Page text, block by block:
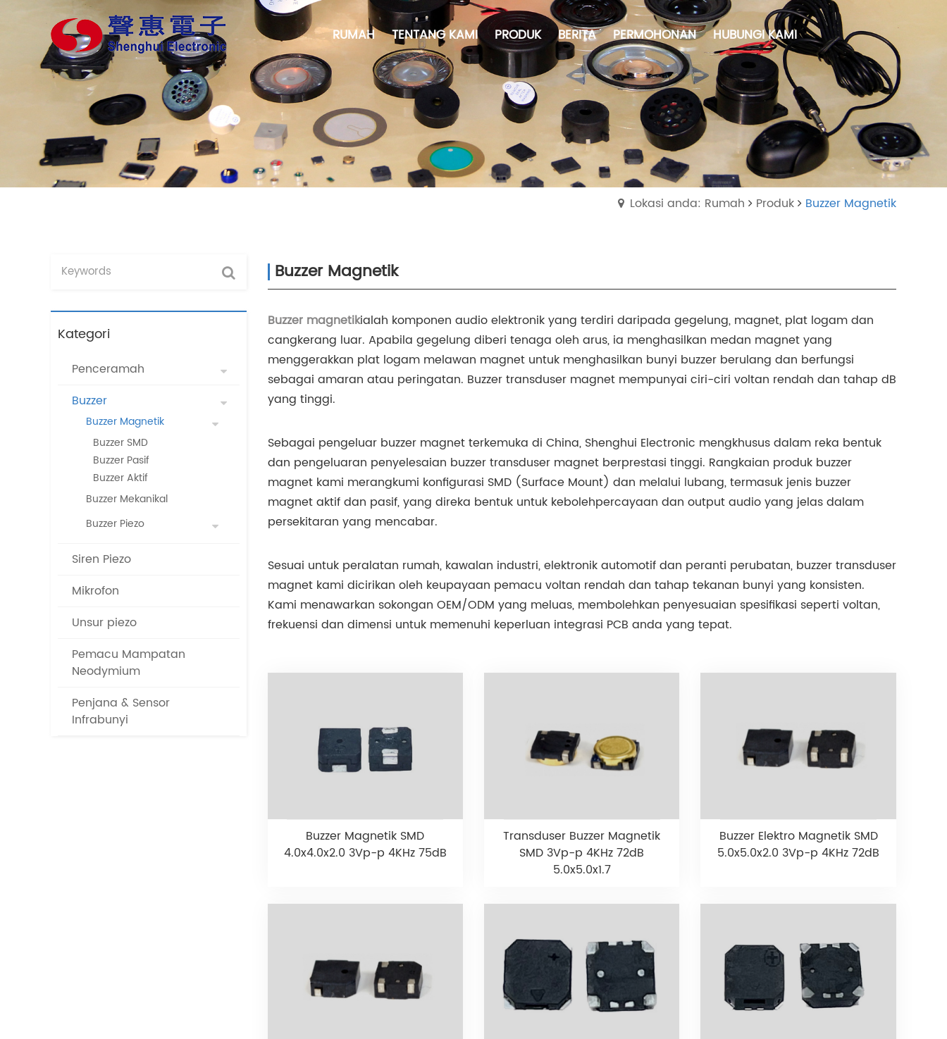
RUMAH TENTANG KAMI PRODUK BERITA PERMOHONAN HUBUNGI KAMI
Lokasi anda: Rumah Produk Buzzer Magnetik
Kategori
Penceramah
Buzzer
Buzzer Magnetik
Buzzer SMD
Buzzer Pasif
Buzzer Aktif
Buzzer Mekanikal
Buzzer Piezo
Siren Piezo
Mikrofon
Unsur piezo
Pemacu Mampatan
Neodymium
Penjana & Sensor
Infrabunyi
Buzzer Magnetik
Buzzer magnetikialah komponen audio elektronik yang terdiri daripada gegelung, magnet, plat logam dan
cangkerang luar. Apabila gegelung diberi tenaga oleh arus, ia menghasilkan medan magnet yang
menggerakkan plat logam melawan magnet untuk menghasilkan bunyi buzzer berulang dan berfungsi
sebagai amaran atau peringatan. Buzzer transduser magnet mempunyai ciri-ciri voltan rendah dan tahap dB
yang tinggi.
Sebagai pengeluar buzzer magnet terkemuka di China, Shenghui Electronic mengkhusus dalam reka bentuk
dan pengeluaran penyelesaian buzzer transduser magnet berprestasi tinggi. Rangkaian produk buzzer
magnet kami merangkumi konfigurasi SMD (Surface Mount) dan melalui lubang, termasuk jenis buzzer
magnet aktif dan pasif, yang direka bentuk untuk kebolehpercayaan dan output audio yang jelas dalam
persekitaran yang mencabar.
Sesuai untuk peralatan rumah, kawalan industri, elektronik automotif dan peranti perubatan, buzzer transduser
magnet kami dicirikan oleh keupayaan pemacu voltan rendah dan tahap tekanan bunyi yang konsisten.
Kami menawarkan sokongan OEM/ODM yang meluas, membolehkan penyesuaian spesifikasi seperti voltan,
frekuensi dan dimensi untuk memenuhi keperluan integrasi PCB anda yang tepat.
Buzzer Magnetik SMD
4.0x4.0x2.0 3Vp-p 4KHz 75dB
Transduser Buzzer Magnetik
SMD 3Vp-p 4KHz 72dB
5.0x5.0x1.7
Buzzer Elektro Magnetik SMD
5.0x5.0x2.0 3Vp-p 4KHz 72dB